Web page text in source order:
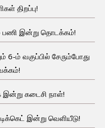
திறப்பு!
பணி இன்று தொடக்கம்!
6-ம் வகுப்பில் சேரும்போது
இன்று கடைசி நாள்!
இன்று வெளியீடு!